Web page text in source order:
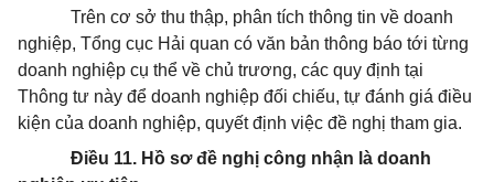
Trên cơ sở thu thập, phân tích thông tin về doanh
nghiệp, Tổng cục Hải quan có văn bản thông báo tới từng
doanh nghiệp cụ thể về chủ trương, các quy định tại
Thông tư này để doanh nghiệp đối chiếu, tự đánh giá điều
kiện của doanh nghiệp, quyết định việc đề nghị tham gia.
Điều 11. Hồ sơ đề nghị công nhận là doanh